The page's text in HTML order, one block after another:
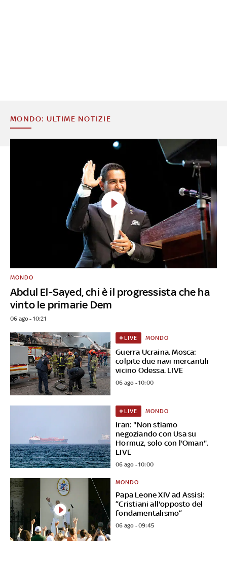
MONDO: ULTIME NOTIZIE
Abdul El-Sayed, chi è il progressista che ha
vinto le primarie Dem
MONDO
06 ago - 10:21
Guerra Ucraina. Mosca:
colpite due navi mercantili
vicino Odessa. LIVE
LIVE MONDO
06 ago - 10:00
Iran: "Non stiamo
negoziando con Usa su
Hormuz, solo con l'Oman".
LIVE
LIVE MONDO
06 ago - 10:00
Papa Leone XIV ad Assisi:
”Cristiani all'opposto del
fondamentalismo”
MONDO
06 ago - 09:45